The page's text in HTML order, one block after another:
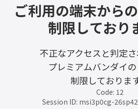
ご利用の端末から
制限しており
不正なアクセスと判定さ
プレミアムバンダイ
制限しておりま
Code: 12
Session ID: msi3p0cg-